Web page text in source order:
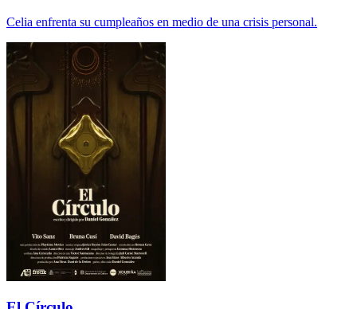
Celia enfrenta su cumpleaños en medio de una crisis personal.